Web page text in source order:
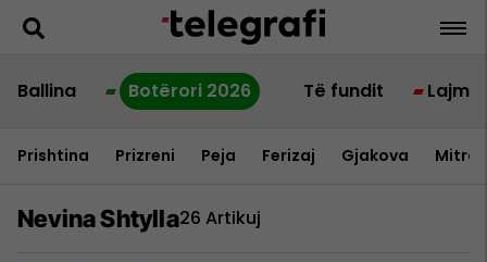
Ballina Botërori 2026 Të fundit Lajme
Prishtina Prizreni Peja Ferizaj Gjakova
Nevina Shtylla26 Artikuj